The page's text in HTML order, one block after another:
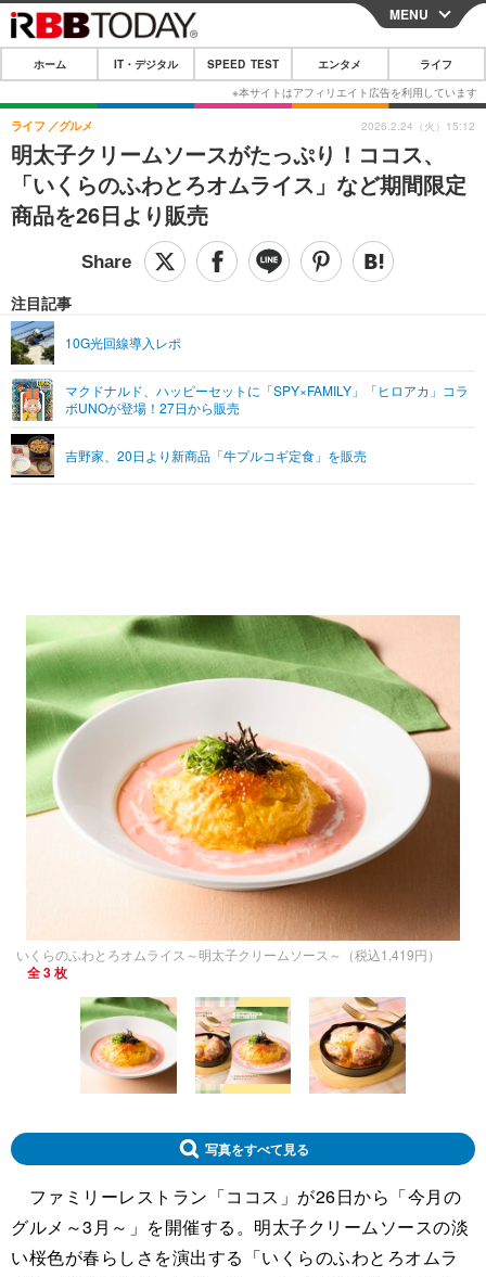
CLOSE
ホーム
IT・デジタル
IT・デジタルTOP スマートフォン
ネタ ガジェット・ツール
ショッピング その他
SPEED TEST
エンタメ
エンタメTOP 映画・ドラマ
音楽
グラビア ブログ
ペット
その他
リリース一覧
プッシュ通知の停止方法
MENU
ホーム IT・デジタル SPEED TEST エンタメ ライフ
明太子クリームソースがたっぷり！ココス、
「いくらのふわとろオムライス」など期間限定
商品を26日より販売
ライフ グルメ
注目記事
10G光回線導入レポ
マクドナルド、ハッピーセットに「SPY×FAMILY」「ヒロアカ」コラ
ボUNOが登場！27日から販売
吉野家、20日より新商品「牛プルコギ定食」を販売
2026.2.24（火）15:12
いくらのふわとろオムライス～明太子クリームソース～（税込1,419円）
全 3 枚
写真をすべて見る
ファミリーレストラン「ココス」が26日から「今月の
グルメ～3月～」を開催する。明太子クリームソースの淡
い桜色が春らしさを演出する「いくらのふわとろオムラ